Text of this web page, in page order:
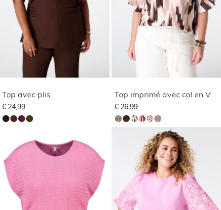
Top avec plis
€ 24,99
Top imprimé avec col en V
€ 26,99